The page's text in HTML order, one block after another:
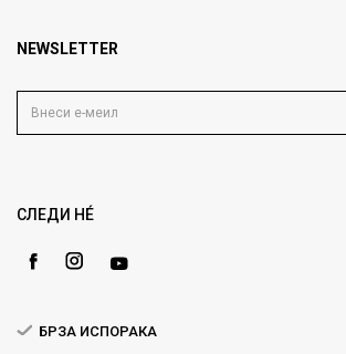
Продавници
Блог
Gift Card
Политика на приватност
Услови на користење
Како да купите
Замена и рефундација на производи
NEWSLETTER
СЛЕДИ НÉ
БРЗА ИСПОРАКА